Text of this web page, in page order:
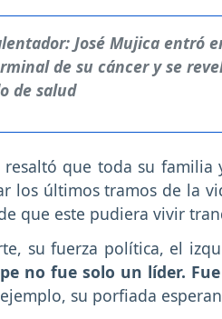
resaltó que toda su
los últimos tramos de la
que este pudiera vivir
su fuerza política, el
no fue solo un líder.
su porfiada